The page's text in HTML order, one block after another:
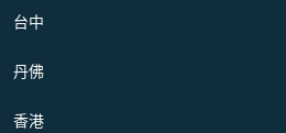
台中
丹佛
香港